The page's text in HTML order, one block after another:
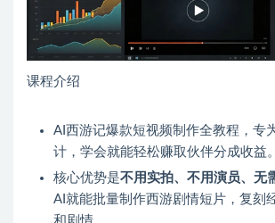
课程介绍
AI西游记爆款短视频制作全教程，专
计，学会就能轻松赚取伙伴分成收益。
核心优势是不用实拍、不用演员、无
AI就能批量制作西游剧情短片，复刻